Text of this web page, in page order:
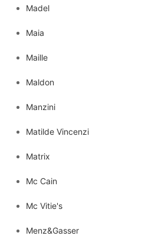
Madel
Maia
Maille
Maldon
Manzini
Matilde Vincenzi
Matrix
Mc Cain
Mc Vitie's
Menz&Gasser